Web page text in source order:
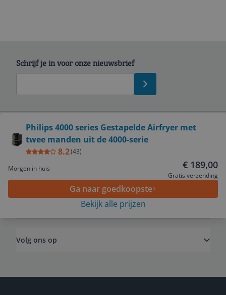
Philips 4000 series Gestapelde Airfryer met
twee manden uit de 4000-serie
8.2(43)
Morgen in huis
€ 189,00
Gratis verzending
Ga naar goedkoopste
Bekijk alle prijzen
Schrijf je in voor onze nieuwsbrief
Service
Algemeen
Volg ons op